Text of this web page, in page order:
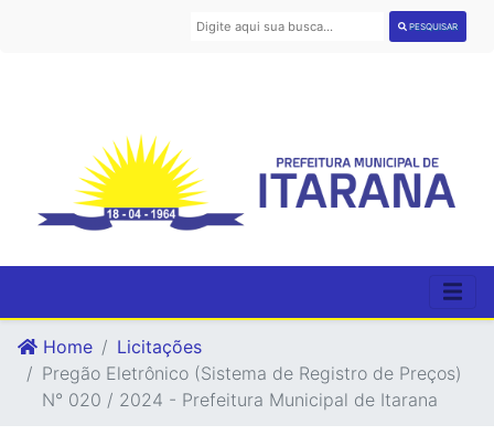
PESQUISAR
Home
Licitações
Pregão Eletrônico (Sistema de Registro de Preços)
N° 020 / 2024 - Prefeitura Municipal de Itarana